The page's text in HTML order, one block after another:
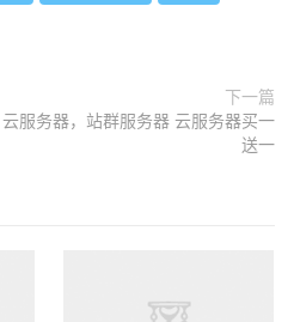
下一篇
服务器，站群服务器 云服务器买一
送一